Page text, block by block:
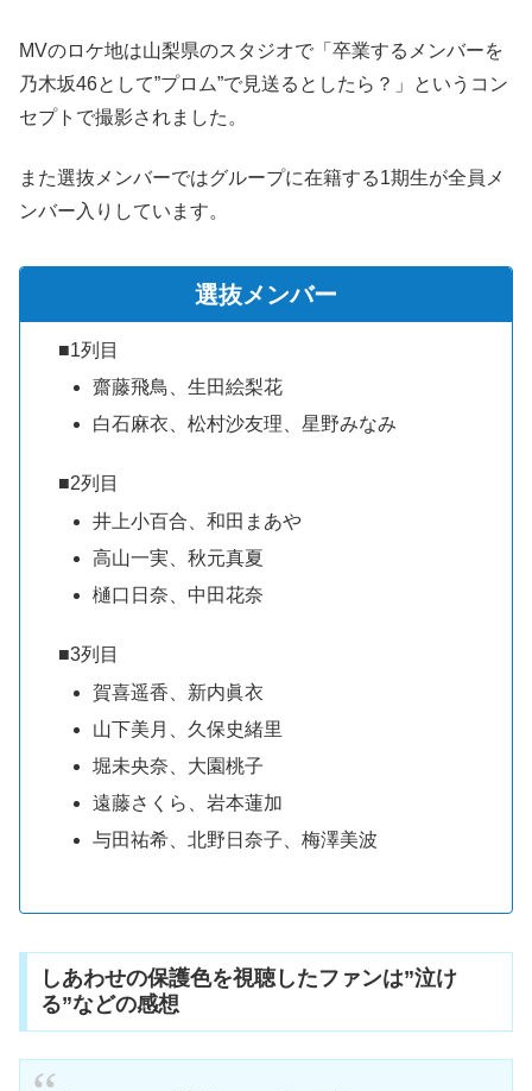
MVのロケ地は山梨県のスタジオで「卒業するメンバーを
乃木坂46として”プロム”で見送るとしたら？」というコン
セプトで撮影されました。
また選抜メンバーではグループに在籍する1期生が全員メ
ンバー入りしています。
選抜メンバー
■1列目
齋藤飛鳥、生田絵梨花
白石麻衣、松村沙友理、星野みなみ
■2列目
井上小百合、和田まあや
高山一実、秋元真夏
樋口日奈、中田花奈
■3列目
賀喜遥香、新内眞衣
山下美月、久保史緒里
堀未央奈、大園桃子
遠藤さくら、岩本蓮加
与田祐希、北野日奈子、梅澤美波
しあわせの保護色を視聴したファンは”泣け
る”などの感想